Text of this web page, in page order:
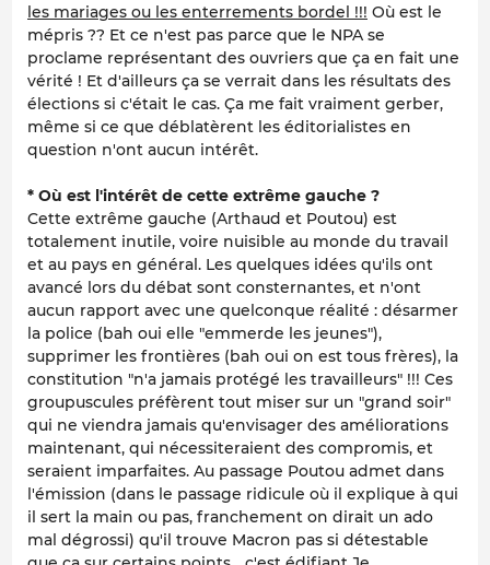
les mariages ou les enterrements bordel !!! Où est le
mépris ?? Et ce n'est pas parce que le NPA se
proclame représentant des ouvriers que ça en fait une
vérité ! Et d'ailleurs ça se verrait dans les résultats des
élections si c'était le cas. Ça me fait vraiment gerber,
même si ce que déblatèrent les éditorialistes en
question n'ont aucun intérêt.
* Où est l'intérêt de cette extrême gauche ?
Cette extrême gauche (Arthaud et Poutou) est
totalement inutile, voire nuisible au monde du travail
et au pays en général. Les quelques idées qu'ils ont
avancé lors du débat sont consternantes, et n'ont
aucun rapport avec une quelconque réalité : désarmer
la police (bah oui elle "emmerde les jeunes"),
supprimer les frontières (bah oui on est tous frères), la
constitution "n'a jamais protégé les travailleurs" !!! Ces
groupuscules préfèrent tout miser sur un "grand soir"
qui ne viendra jamais qu'envisager des améliorations
maintenant, qui nécessiteraient des compromis, et
seraient imparfaites. Au passage Poutou admet dans
l'émission (dans le passage ridicule où il explique à qui
il sert la main ou pas, franchement on dirait un ado
mal dégrossi) qu'il trouve Macron pas si détestable